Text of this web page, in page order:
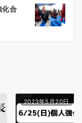
合
2023年5月20日